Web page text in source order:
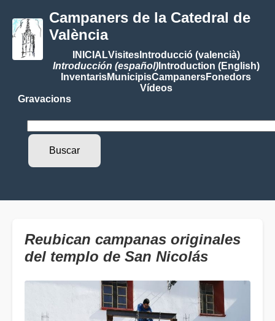
Campaners de la Catedral de
València
INICIALVisitesIntroducció (valencià)
Introducción (español)Introduction (English)
InventarisMunicipisCampanersFonedors
Vídeos
Gravacions
Reubican campanas originales
del templo de San Nicolás